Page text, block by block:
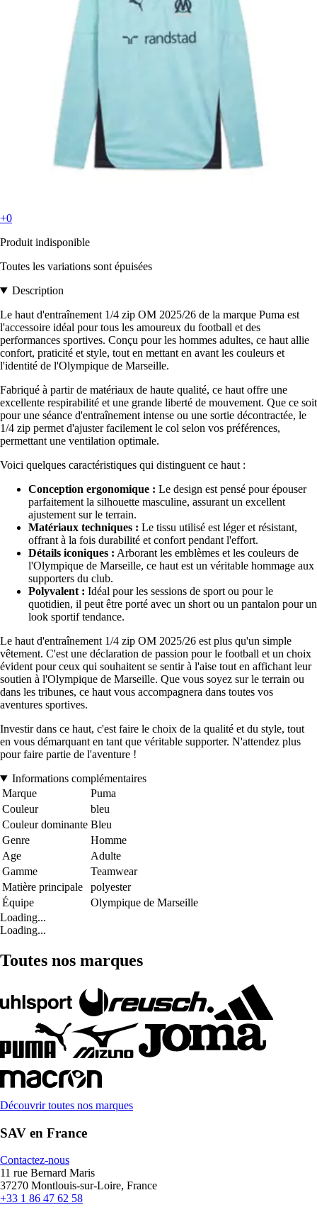
+0
Produit indisponible
Toutes les variations sont épuisées
Description
Le haut d'entraînement 1/4 zip OM 2025/26 de la marque Puma est
l'accessoire idéal pour tous les amoureux du football et des
performances sportives. Conçu pour les hommes adultes, ce haut allie
confort, praticité et style, tout en mettant en avant les couleurs et
l'identité de l'Olympique de Marseille.
Fabriqué à partir de matériaux de haute qualité, ce haut offre une
excellente respirabilité et une grande liberté de mouvement. Que ce soit
pour une séance d'entraînement intense ou une sortie décontractée, le
1/4 zip permet d'ajuster facilement le col selon vos préférences,
permettant une ventilation optimale.
Voici quelques caractéristiques qui distinguent ce haut :
Conception ergonomique : Le design est pensé pour épouser
parfaitement la silhouette masculine, assurant un excellent
ajustement sur le terrain.
Matériaux techniques : Le tissu utilisé est léger et résistant,
offrant à la fois durabilité et confort pendant l'effort.
Détails iconiques : Arborant les emblèmes et les couleurs de
l'Olympique de Marseille, ce haut est un véritable hommage aux
supporters du club.
Polyvalent : Idéal pour les sessions de sport ou pour le
quotidien, il peut être porté avec un short ou un pantalon pour un
look sportif tendance.
Le haut d'entraînement 1/4 zip OM 2025/26 est plus qu'un simple
vêtement. C'est une déclaration de passion pour le football et un choix
évident pour ceux qui souhaitent se sentir à l'aise tout en affichant leur
soutien à l'Olympique de Marseille. Que vous soyez sur le terrain ou
dans les tribunes, ce haut vous accompagnera dans toutes vos
aventures sportives.
Investir dans ce haut, c'est faire le choix de la qualité et du style, tout
en vous démarquant en tant que véritable supporter. N'attendez plus
pour faire partie de l'aventure !
Informations complémentaires
Marque
Puma
Couleur
bleu
Couleur dominante Bleu
Genre
Homme
Age
Adulte
Gamme
Teamwear
Matière principale
polyester
Équipe
Olympique de Marseille
Loading...
Loading...
Toutes nos marques
Découvrir toutes nos marques
SAV en France
Contactez-nous
11 rue Bernard Maris
37270 Montlouis-sur-Loire, France
+33 1 86 47 62 58